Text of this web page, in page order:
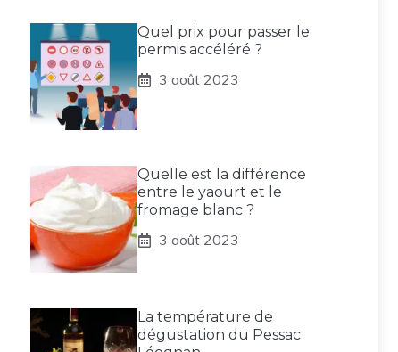
Quel prix pour passer le
permis accéléré ?
3 août 2023
Quelle est la différence
entre le yaourt et le
fromage blanc ?
3 août 2023
La température de
dégustation du Pessac